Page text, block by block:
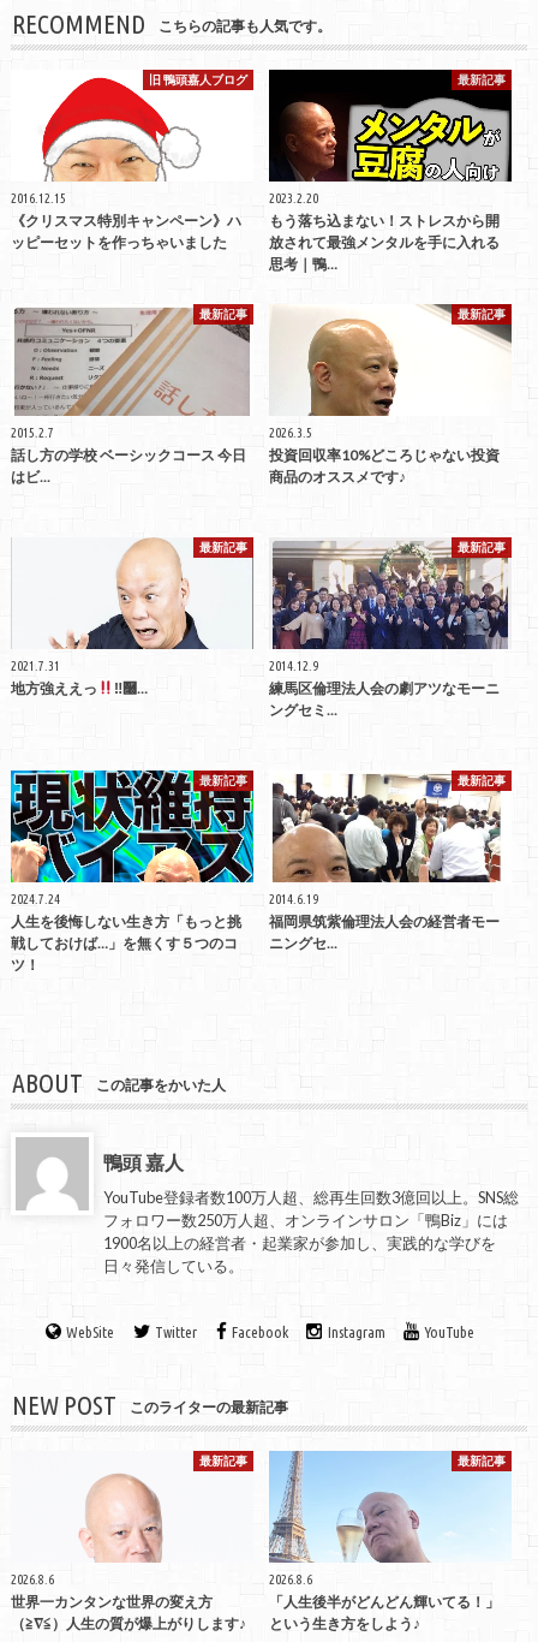
RECOMMEND こちらの記事も人気です。
旧 鴨頭嘉人ブログ
2016.12.15
《クリスマス特別キャンペーン》ハ
ッピーセットを作っちゃいました
最新記事
2023.2.20
もう落ち込まない！ストレスから開
放されて最強メンタルを手に入れる
思考｜鴨…
最新記事
2015.2.7
話し方の学校 ベーシックコース 今日
はビ...
最新記事
2026.3.5
投資回収率10%どころじゃない投資
商品のオススメです♪
最新記事
2021.7.31
地方強ええっ ‼࿠…
最新記事
2014.12.9
練馬区倫理法人会の劇アツなモーニ
ングセミ...
最新記事
2024.7.24
人生を後悔しない生き方「もっと挑
戦しておけば…」を無くす５つのコ
ツ！
最新記事
2014.6.19
福岡県筑紫倫理法人会の経営者モー
ニングセ...
ABOUT この記事をかいた人
鴨頭 嘉人
YouTube登録者数100万人超、総再生回数3億回以上。SNS総
フォロワー数250万人超、オンラインサロン「鴨Biz」には
1900名以上の経営者・起業家が参加し、実践的な学びを
日々発信している。
WebSite Twitter Facebook Instagram YouTube
NEW POST このライターの最新記事
最新記事
2026.8.6
世界一カンタンな世界の変え方
（≧∇≦）人生の質が爆上がりします♪
最新記事
2026.8.6
「人生後半がどんどん輝いてる！」
という生き方をしよう♪